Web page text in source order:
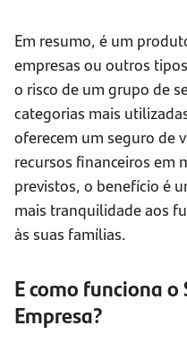
Em resumo, é um
empresas ou outros
o risco de um grupo de
categorias mais
oferecem um seguro de
recursos financeiros em
previstos, o benefício é
mais tranquilidade aos
às suas famílias.
E como funciona o
Empresa?